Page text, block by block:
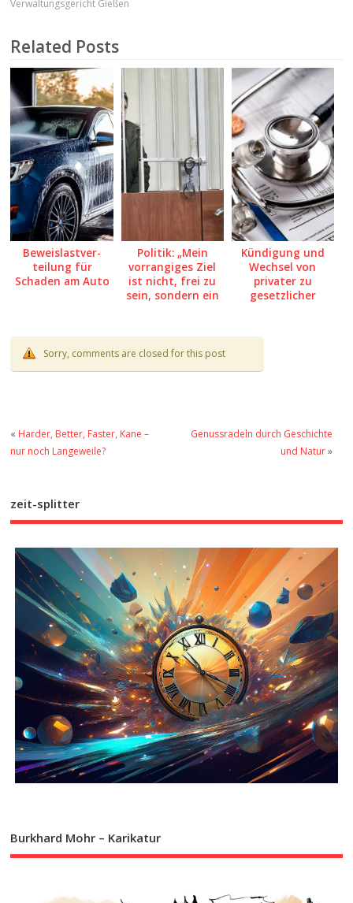
Verwaltungsgericht Gießen
Related Posts
Beweis­last­ver­
teilung für
Schaden am Auto
Politik: „Mein
vorrangiges Ziel
ist nicht, frei zu
sein, sondern ein
Kündigung und
Wechsel von
privater zu
gesetzlicher
Sorry, comments are closed for this post
« Harder, Better, Faster, Kane –
nur noch Langeweile?
Genussradeln durch Geschichte
und Natur»
zeit-splitter
Burkhard Mohr – Karikatur